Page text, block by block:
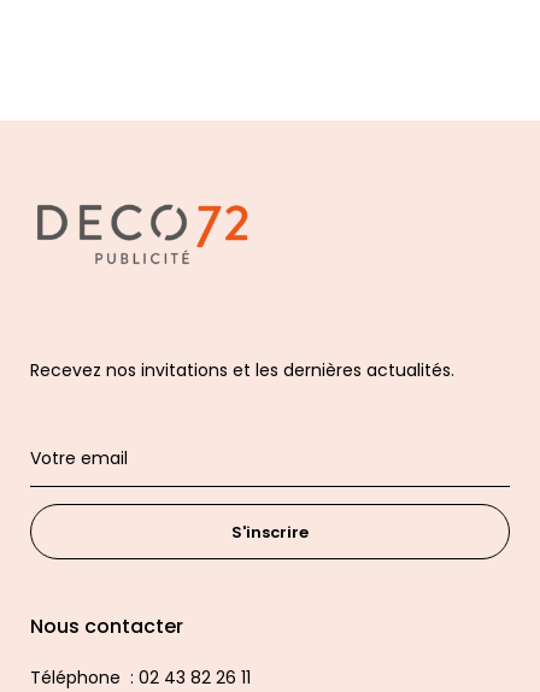
Recevez nos invitations et les dernières actualités.
S'inscrire
Nous contacter
Téléphone : 02 43 82 26 11